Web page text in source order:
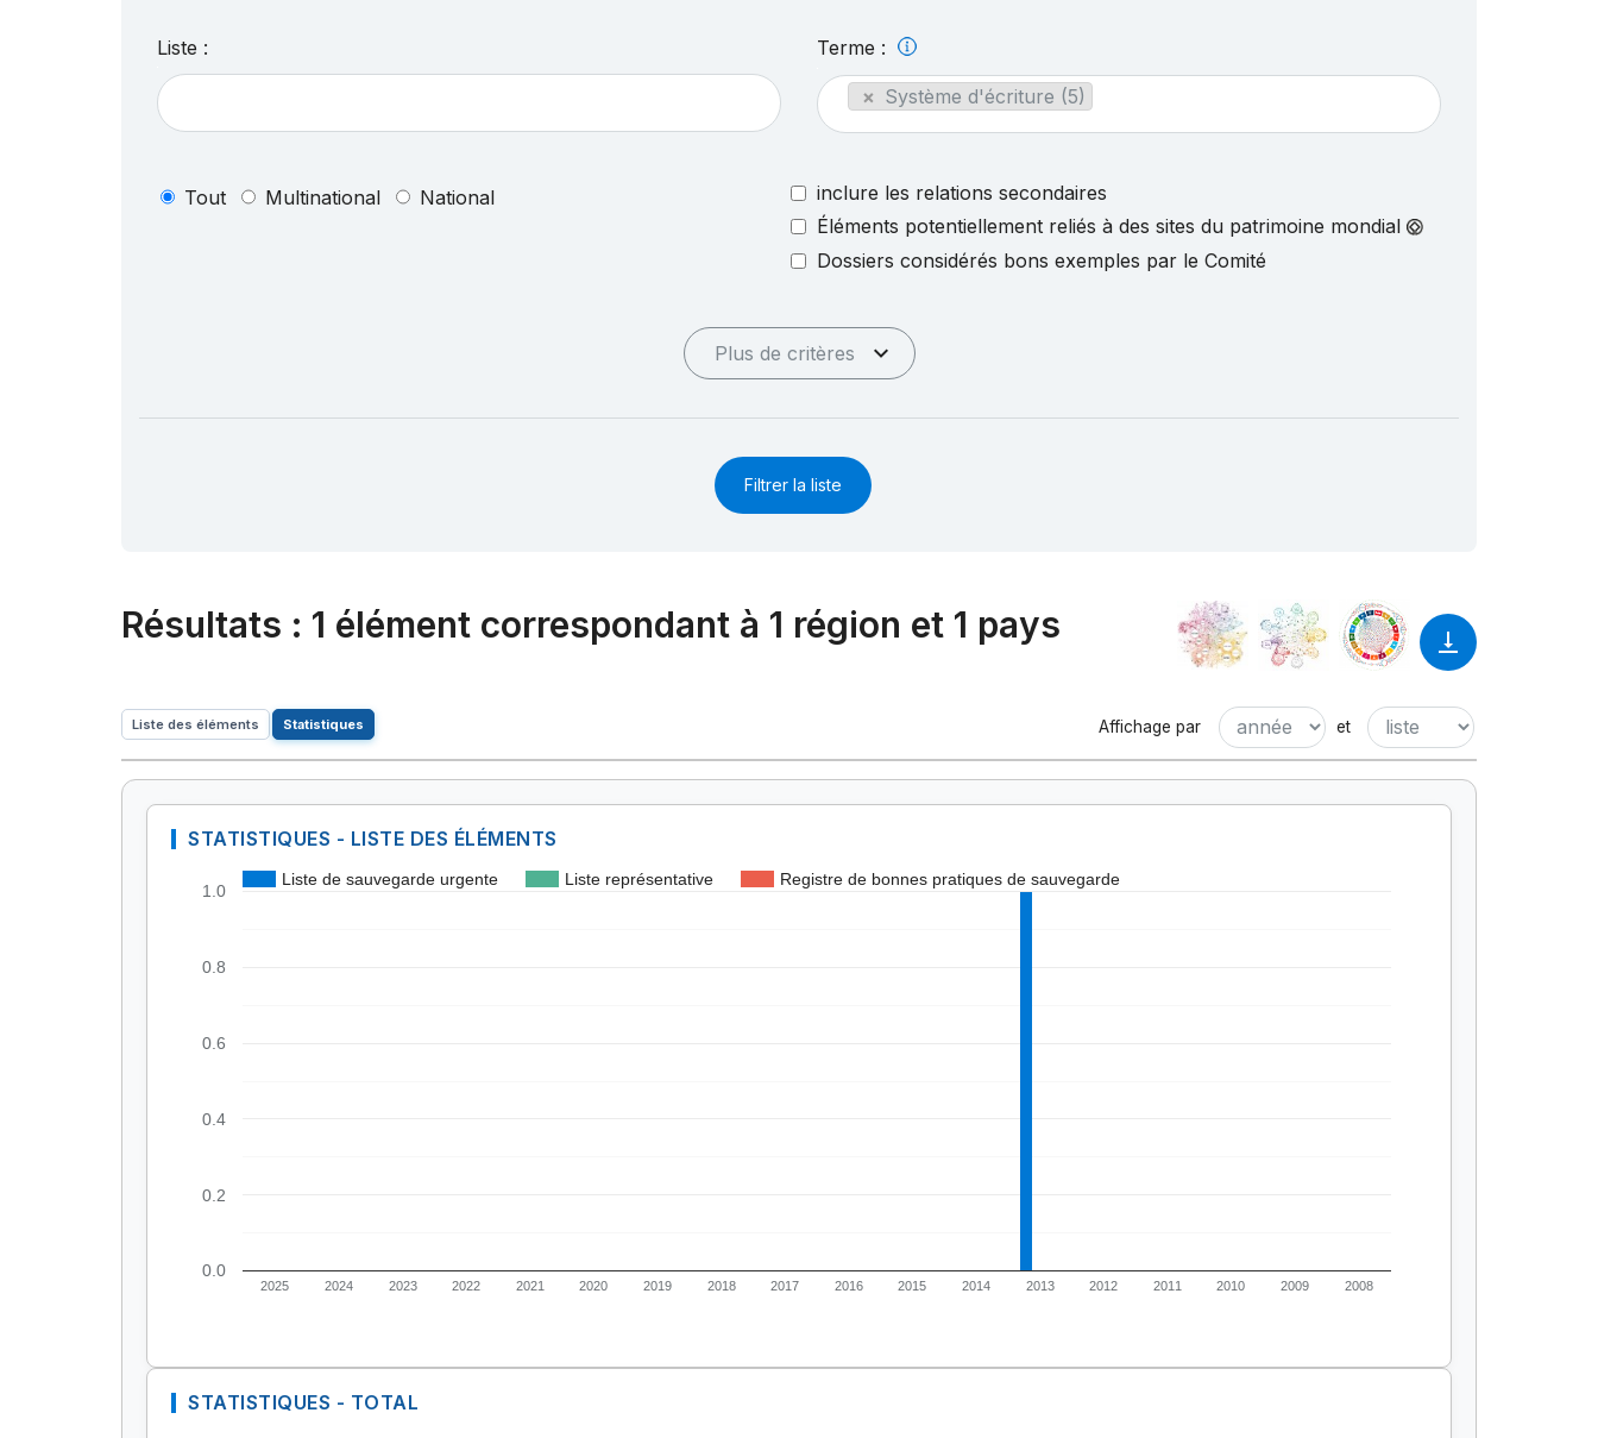
Liste : Terme :
× Système d'écriture (5)
Tout Multinational National
inclure les relations secondaires
Éléments potentiellement reliés à des sites du patrimoine mondial
Dossiers considérés bons exemples par le Comité
Plus de critères
Filtrer la liste
Résultats : 1 élément correspondant à 1 région et 1 pays
Liste des éléments Statistiques Affichage par et
STATISTIQUES - LISTE DES ÉLÉMENTS
Liste de sauvegarde urgente Liste représentative Registre de bonnes pratiques de sauvegarde
2025 2024 2023 2022 2021 2020 2019 2018 2017 2016 2015 2014 2013 2012 2011 2010 2009 2008
0.0
0.2
0.4
0.6
0.8
1.0
STATISTIQUES - TOTAL